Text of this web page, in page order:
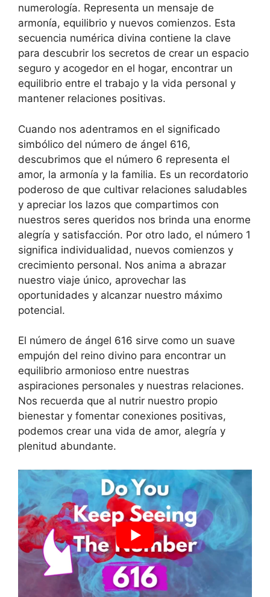
numerología. Representa un mensaje de
armonía, equilibrio y nuevos comienzos. Esta
secuencia numérica divina contiene la clave
para descubrir los secretos de crear un espacio
seguro y acogedor en el hogar, encontrar un
equilibrio entre el trabajo y la vida personal y
mantener relaciones positivas.
Cuando nos adentramos en el significado
simbólico del número de ángel 616,
descubrimos que el número 6 representa el
amor, la armonía y la familia. Es un recordatorio
poderoso de que cultivar relaciones saludables
y apreciar los lazos que compartimos con
nuestros seres queridos nos brinda una enorme
alegría y satisfacción. Por otro lado, el número 1
significa individualidad, nuevos comienzos y
crecimiento personal. Nos anima a abrazar
nuestro viaje único, aprovechar las
oportunidades y alcanzar nuestro máximo
potencial.
El número de ángel 616 sirve como un suave
empujón del reino divino para encontrar un
equilibrio armonioso entre nuestras
aspiraciones personales y nuestras relaciones.
Nos recuerda que al nutrir nuestro propio
bienestar y fomentar conexiones positivas,
podemos crear una vida de amor, alegría y
plenitud abundante.